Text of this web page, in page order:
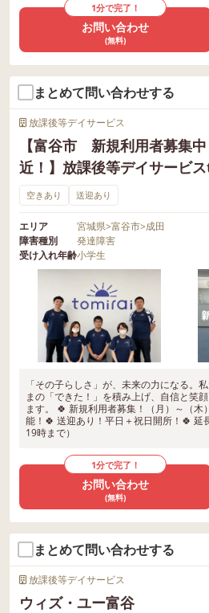
1分で完了！
お問い合わせ
(無料)
まとめて問い合わせする
放課後等デイサービス
【富谷市 新規利用者募集
近！】放課後等デイサービ
空きあり 送迎あり
エリア 宮城県>富谷市>成田
障害種別
発達障害
受け入れ年齢小学生
「その子らしさ」が、未来の力になる。
まの「できた！」を積み上げ、自信と笑
ます。 🍀 新規利用者募集！（月）～（
能！🍀 送迎あり！平日＋祝日開所！🍀 延
19時まで）
1分で完了！
お問い合わせ
(無料)
まとめて問い合わせする
放課後等デイサービス
ウィズ・ユー富谷